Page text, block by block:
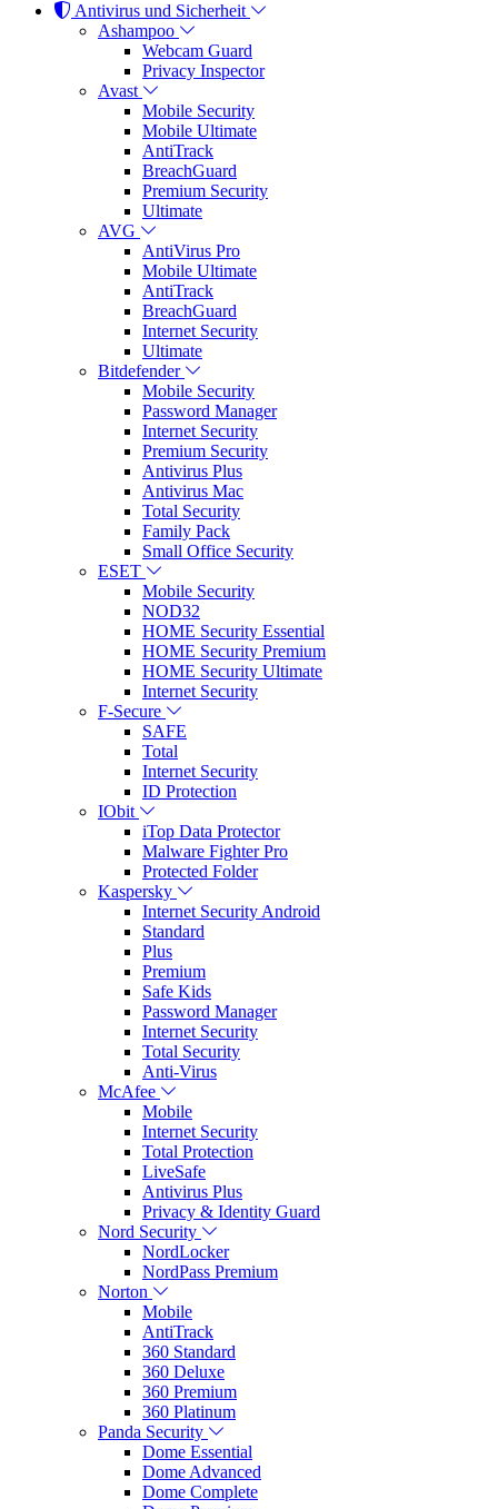
Antivirus und Sicherheit
Ashampoo
Webcam Guard
Privacy Inspector
Avast
Mobile Security
Mobile Ultimate
AntiTrack
BreachGuard
Premium Security
Ultimate
AVG
AntiVirus Pro
Mobile Ultimate
AntiTrack
BreachGuard
Internet Security
Ultimate
Bitdefender
Mobile Security
Password Manager
Internet Security
Premium Security
Antivirus Plus
Antivirus Mac
Total Security
Family Pack
Small Office Security
ESET
Mobile Security
NOD32
HOME Security Essential
HOME Security Premium
HOME Security Ultimate
Internet Security
F-Secure
SAFE
Total
Internet Security
ID Protection
IObit
iTop Data Protector
Malware Fighter Pro
Protected Folder
Kaspersky
Internet Security Android
Standard
Plus
Premium
Safe Kids
Password Manager
Internet Security
Total Security
Anti-Virus
McAfee
Mobile
Internet Security
Total Protection
LiveSafe
Antivirus Plus
Privacy & Identity Guard
Nord Security
NordLocker
NordPass Premium
Norton
Mobile
AntiTrack
360 Standard
360 Deluxe
360 Premium
360 Platinum
Panda Security
Dome Essential
Dome Advanced
Dome Complete